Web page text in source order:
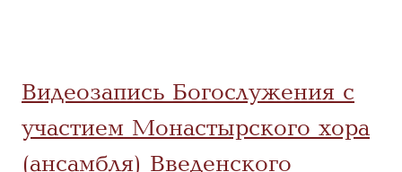
Видеозапись Богослужения с
участием Монастырского хора
(ансамбля) Введенского